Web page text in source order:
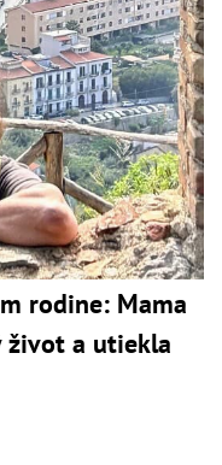
rodine: Mama
život a utiekla